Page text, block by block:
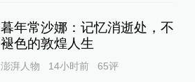
暮年常沙娜：记忆消逝处，不
褪色的敦煌人生
澎湃人物 14小时前 65评